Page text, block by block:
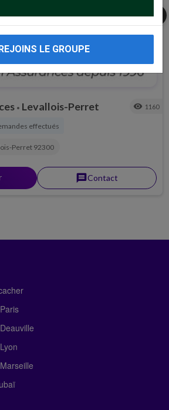
share
• Levallois-Perret visibility 1160
effectués
Perret 92300
messageContact
LE GROUPE